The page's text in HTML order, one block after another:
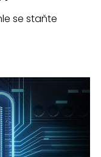
se staňte